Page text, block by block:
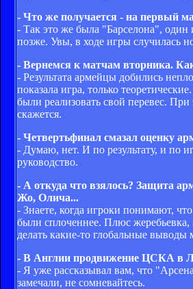
- Что же получается - на первый
- Так это же была "Барселона", один
позже. Увы, в ходе игры случилась
- Вернемся к матчам вторника.
- Результата армейцы добились
показала игра, только
были реализовать свой перевес.
скажется.
- Четвертьфинал смазал оценку
- Думаю, нет. И по результату, и по
руководство.
- А откуда что взялось? Защита
Жо, Олича...
- Знаете, когда игроки понимают,
были сплоченнее. Плюс
делать какие-то глобальные выводы
- В Англии продвижение ЦСКА в
- Я уже рассказывал вам, что
замечали, не сомневайтесь.